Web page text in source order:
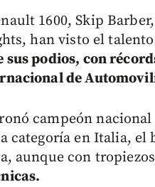
1600, Skip
han visto el
sus podios, con
de
campeón
categoría en Italia, el
aunque con